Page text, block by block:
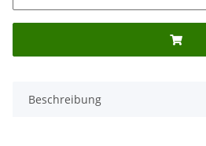
Beschreibung